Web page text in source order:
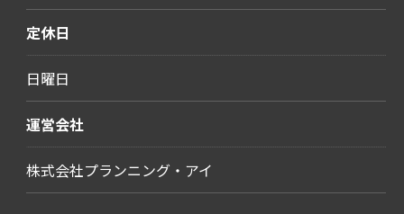
定休日
日曜日
運営会社
株式会社プランニング・アイ